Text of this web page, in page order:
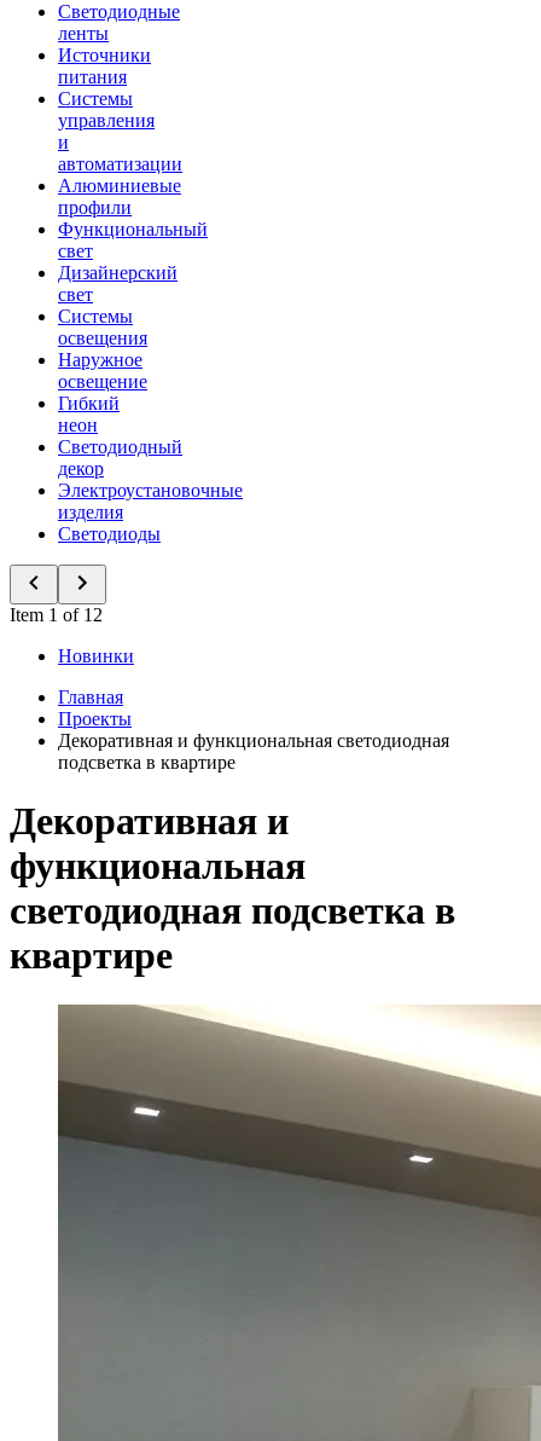
Светодиодные
ленты
Источники
питания
Системы
управления
и
автоматизации
Алюминиевые
профили
Функциональный
свет
Дизайнерский
свет
Системы
освещения
Наружное
освещение
Гибкий
неон
Светодиодный
декор
Электроустановочные
изделия
Светодиоды
Item 1 of 12
Новинки
Главная
Проекты
Декоративная и функциональная светодиодная
подсветка в квартире
Декоративная и
функциональная
светодиодная подсветка в
квартире